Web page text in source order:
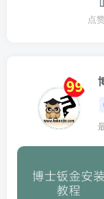
点